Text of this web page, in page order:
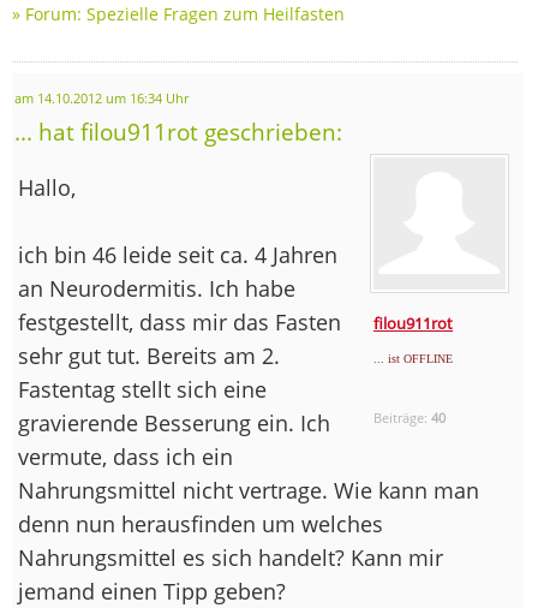
» Forum: Spezielle Fragen zum Heilfasten
am 14.10.2012 um 16:34 Uhr
... hat filou911rot geschrieben:
filou911rot
... ist OFFLINE
Beiträge:40
Hallo,
ich bin 46 leide seit ca. 4 Jahren
an Neurodermitis. Ich habe
festgestellt, dass mir das Fasten
sehr gut tut. Bereits am 2.
Fastentag stellt sich eine
gravierende Besserung ein. Ich
vermute, dass ich ein
Nahrungsmittel nicht vertrage. Wie kann man
denn nun herausfinden um welches
Nahrungsmittel es sich handelt? Kann mir
jemand einen Tipp geben?